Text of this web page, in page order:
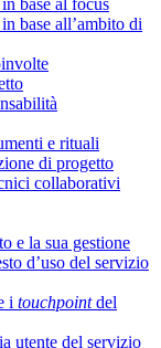
base al focus
base all’ambito di
e rituali
di progetto
collaborativi
e la sua gestione
d’uso del servizio
i touchpointdel
utente del servizio